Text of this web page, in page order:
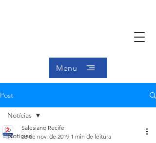
Menu
Post
Notícias
Notícias
Salesiano Recife
23 de nov. de 2019 1 min de leitura